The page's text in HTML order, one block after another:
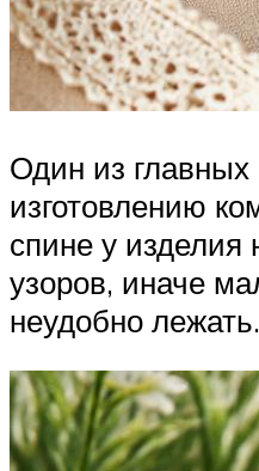
Один из главных
изготовлению
спине у
узоров, иначе
неудобно лежать.